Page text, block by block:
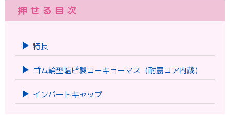
※「ダウンロードする」の上で右クリック⇒「リンクのアドレスをコ
ピー」を選択するとURLをコピーできます。
#表紙横-WEB版
ツールコード：06280 [pdf]（402.10 KB）
ブックマーク
コーキョーマス(塩ビ製マス)承認図
ツールコード：02214 [pdf]（7,507.50 KB）
※「ダウンロードする」の上で右クリック⇒「リンクのアドレスをコ
ピー」を選択するとURLをコピーできます。
押せる目次
特長
ゴム輪型塩ビ製コーキョーマス（耐震コア内蔵）
インバートキャップ